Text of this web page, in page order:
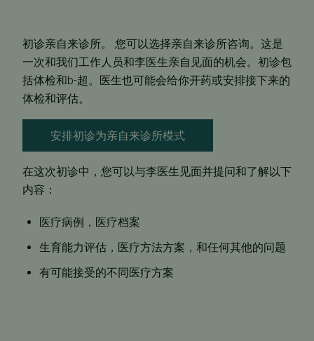
初诊亲自来诊所。
您可以选择亲自来诊所咨询。这是
一次和我们工作人员和李医生亲自见面的机会。初诊包
括体检和b-超。医生也可能会给你开药或安排接下来的
体检和评估。
安排初诊为亲自来诊所模式
在这次初诊中，您可以与李医生见面并提问和了解以下
内容：
医疗病例，医疗档案
生育能力评估，医疗方法方案，和任何其他的问题
有可能接受的不同医疗方案